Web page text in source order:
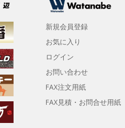
新規会員登録
お気に入り
ログイン
お問い合わせ
FAX注文用紙
FAX見積・お問合せ用紙